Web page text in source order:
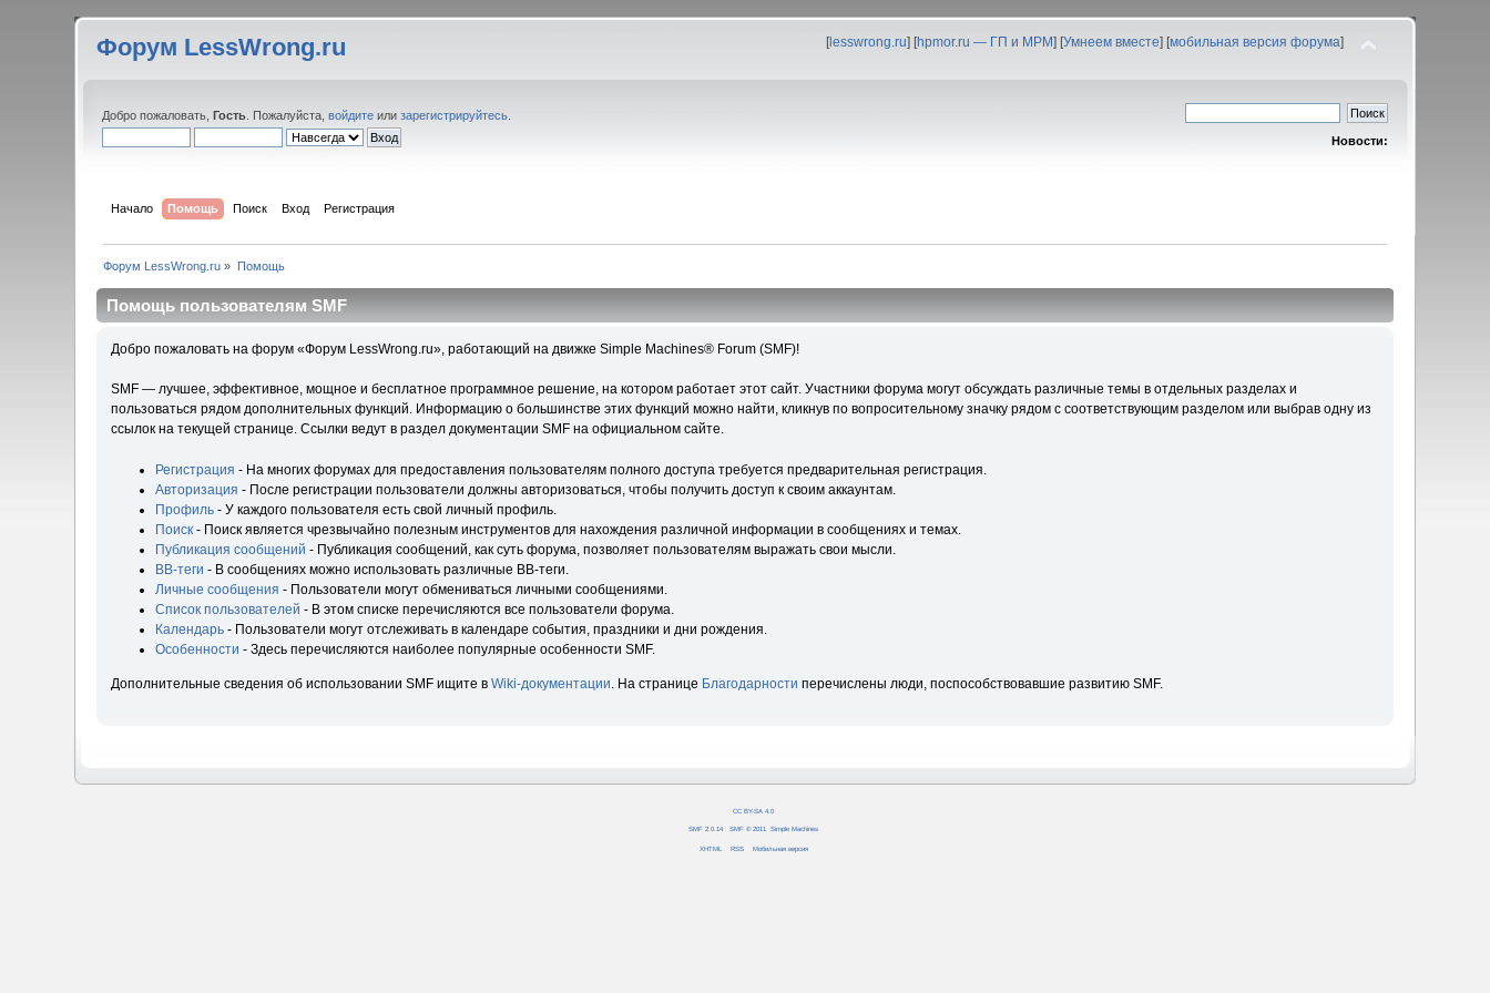
Форум LessWrong.ru [lesswrong.ru] [hpmor.ru — ГП и МРМ] [Умнеем вместе] [мобильная версия форума]
Добро пожаловать,Гость . Пожалуйста,войдите илизарегистрируйтесь
Новости:
Начало Помощь Поиск Вход Регистрация
Форум LessWrong.ru » Помощь
Помощь пользователям SMF
Добро пожаловать на форум «Форум LessWrong.ru», работающий на движке Simple Machines® Forum (SMF)!
SMF — лучшее, эффективное, мощное и бесплатное программное решение, на котором работает этот сайт. Участники форума могут обсуждать различные темы в отдельных разделах и
пользоваться рядом дополнительных функций. Информацию о большинстве этих функций можно найти, кликнув по вопросительному значку рядом с соответствующим разделом или выбрав одну из
ссылок на текущей странице. Ссылки ведут в раздел документации SMF на официальном сайте.
Регистрация - На многих форумах для предоставления пользователям полного доступа требуется предварительная регистрация.
Авторизация - После регистрации пользователи должны авторизоваться, чтобы получить доступ к своим аккаунтам.
Профиль- У каждого пользователя есть свой личный профиль.
Поиск- Поиск является чрезвычайно полезным инструментов для нахождения различной информации в сообщениях и темах.
Публикация сообщений - Публикация сообщений, как суть форума, позволяет пользователям выражать свои мысли.
BB-теги - В сообщениях можно использовать различные BB-теги.
Личные сообщения - Пользователи могут обмениваться личными сообщениями.
Список пользователей - В этом списке перечисляются все пользователи форума.
Календарь- Пользователи могут отслеживать в календаре события, праздники и дни рождения.
Особенности - Здесь перечисляются наиболее популярные особенности SMF.
Дополнительные сведения об использовании SMF ищите в Wiki-документации . На странице Благодарности перечислены люди, поспособствовавшие развитию SMF.
CC BY-SA 4.0
SMF 2.0.14 SMF © 2011 Simple Machines
XHTML RSS Мобильная версия